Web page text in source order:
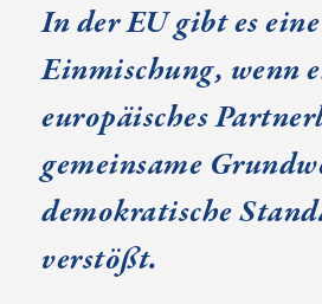
In der EU gibt es
Einmischung, wenn
europäisches
gemeinsame
demokratische
verstößt.